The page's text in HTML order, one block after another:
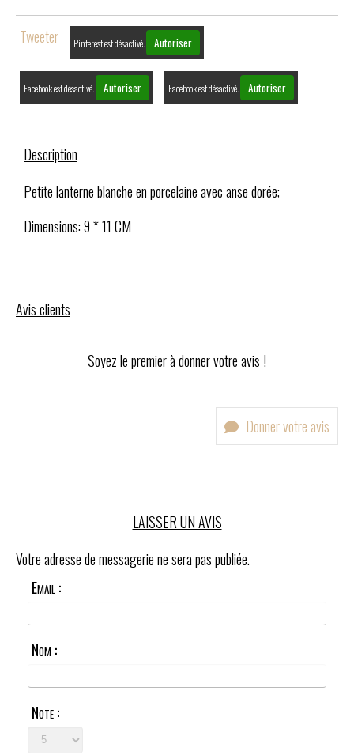
Tweeter Pinterest est désactivé. Autoriser
Facebook est désactivé. Autoriser Facebook est désactivé. Autoriser
Description
Petite lanterne blanche en porcelaine avec anse dorée;
Dimensions: 9 * 11 CM
Avis clients
Soyez le premier à donner votre avis !
Donner votre avis
LAISSER UN AVIS
Votre adresse de messagerie ne sera pas publiée.
Email :
Nom :
Note :